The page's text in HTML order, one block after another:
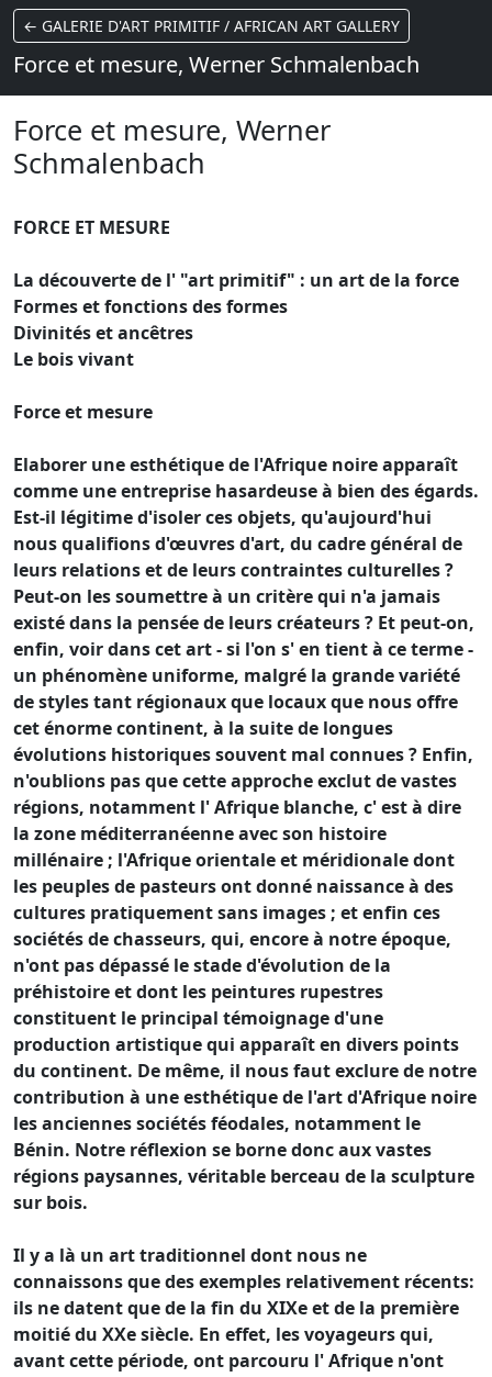
← GALERIE D'ART PRIMITIF / AFRICAN ART GALLERY
Force et mesure, Werner Schmalenbach
Force et mesure, Werner
Schmalenbach
FORCE ET MESURE
La découverte de l' "art primitif" : un art de la force
Formes et fonctions des formes
Divinités et ancêtres
Le bois vivant
Force et mesure
Elaborer une esthétique de l'Afrique noire apparaît
comme une entreprise hasardeuse à bien des égards.
Est-il légitime d'isoler ces objets, qu'aujourd'hui
nous qualifions d'œuvres d'art, du cadre général de
leurs relations et de leurs contraintes culturelles ?
Peut-on les soumettre à un critère qui n'a jamais
existé dans la pensée de leurs créateurs ? Et peut-on,
enfin, voir dans cet art - si l'on s' en tient à ce terme -
un phénomène uniforme, malgré la grande variété
de styles tant régionaux que locaux que nous offre
cet énorme continent, à la suite de longues
évolutions historiques souvent mal connues ? Enfin,
n'oublions pas que cette approche exclut de vastes
régions, notamment l' Afrique blanche, c' est à dire
la zone méditerranéenne avec son histoire
millénaire ; l'Afrique orientale et méridionale dont
les peuples de pasteurs ont donné naissance à des
cultures pratiquement sans images ; et enfin ces
sociétés de chasseurs, qui, encore à notre époque,
n'ont pas dépassé le stade d'évolution de la
préhistoire et dont les peintures rupestres
constituent le principal témoignage d'une
production artistique qui apparaît en divers points
du continent. De même, il nous faut exclure de notre
contribution à une esthétique de l'art d'Afrique noire
les anciennes sociétés féodales, notamment le
Bénin. Notre réflexion se borne donc aux vastes
régions paysannes, véritable berceau de la sculpture
sur bois.
Il y a là un art traditionnel dont nous ne
connaissons que des exemples relativement récents:
ils ne datent que de la fin du XIXe et de la première
moitié du XXe siècle. En effet, les voyageurs qui,
avant cette période, ont parcouru l' Afrique n'ont